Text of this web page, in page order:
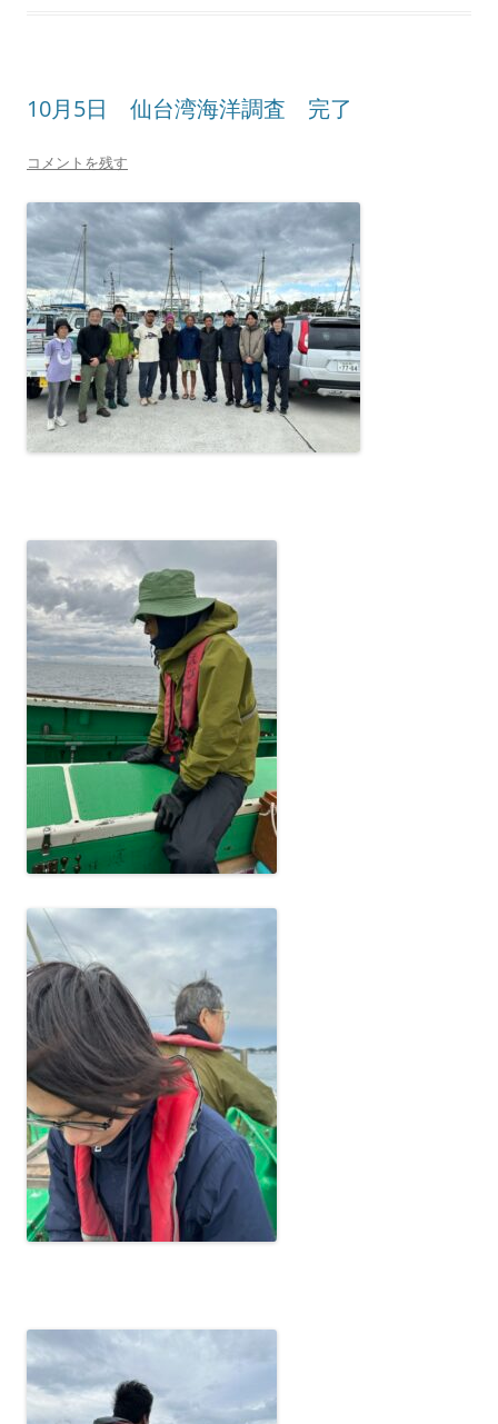
10月5日 仙台湾海洋調査 完了
コメントを残す